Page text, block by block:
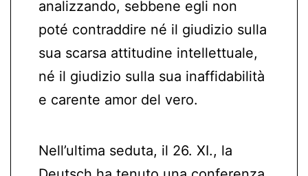
analizzando, sebbene egli non
poté contraddire né il giudizio sulla
sua scarsa attitudine intellettuale,
né il giudizio sulla sua inaffidabilità
e carente amor del vero.
Nell’ultima seduta, il 26. XI., la